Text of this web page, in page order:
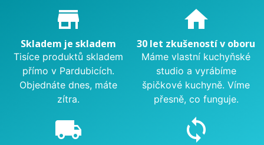
Proč nakupovat u nás?
store_mall_directory
Skladem je skladem
Tisíce produktů skladem
přímo v Pardubicích.
Objednáte dnes, máte
zítra.
home
30 let zkušeností v oboru
Máme vlastní kuchyňské
studio a vyrábíme
špičkové kuchyně. Víme
přesně, co funguje.
local_shipping sync